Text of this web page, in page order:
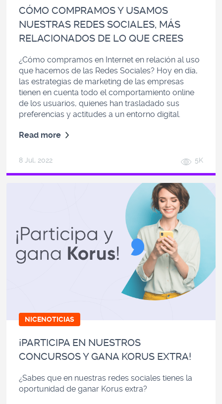
CÓMO COMPRAMOS Y USAMOS
NUESTRAS REDES SOCIALES, MÁS
RELACIONADOS DE LO QUE CREES
¿Cómo compramos en Internet en relación al uso
que hacemos de las Redes Sociales? Hoy en día,
las estrategias de marketing de las empresas
tienen en cuenta todo el comportamiento online
de los usuarios, quienes han trasladado sus
preferencias y actitudes a un entorno digital.
Read more
8 Jul, 2022 5K
NICENOTICIAS
¡PARTICIPA EN NUESTROS
CONCURSOS Y GANA KORUS EXTRA!
¿Sabes que en nuestras redes sociales tienes la
oportunidad de ganar Korus extra?